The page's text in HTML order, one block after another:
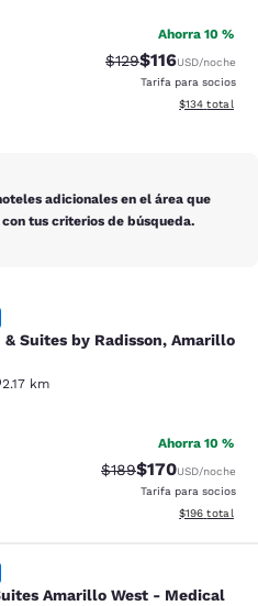
Ahorra 10 %
Precio tachado:
$129Precio con
$116USD/noche
Tarifa para socios
Ver detalles
$134 total
adicionales en el área que
tus criterios de búsqueda.
by Radisson,
Suites by Radisson, Amarillo
2.17 km
estrellas. Excelente. 30 reseñas
Ahorra 10 %
Precio tachado:
$189Precio con
$170USD/noche
Tarifa para socios
Ver detalles
$196 total
Amarillo West -
Amarillo West - Medical